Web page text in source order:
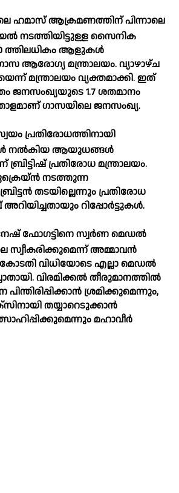
ഹമാസ് ആക്രമണത്തിന് പിന്നാലെ
നടത്തിയിട്ടുള്ള സൈനിക
ത്തിലധികം ആളുകള്‍
ആരോഗ്യ മന്ത്രാലയം. വ്യാഴാഴ്ച
മന്ത്രാലയം വ്യക്തമാക്കി. ഇത്
ജനസംഖ്യയുടെ 1.7 ശതമാനം
ഗാസയിലെ ജനസംഖ്യ.
പ്രതിരോധത്തിനായി
നല്‍കിയ ആയുധങ്ങള്‍
പ്രതിരോധ മന്ത്രാലയം.
നടത്തുന്ന
തടയില്ലെന്നും പ്രതിരോധ
റിപ്പോര്‍ട്ടുകള്‍.
ഫോഗട്ടിനെ സ്വര്‍ണ മെഡല്‍
സ്വീകരിക്കുമെന്ന് അമ്മാവന്‍
കോടതി വിധിയോടെ എല്ലാ മെഡല്‍
വിരമിക്കല്‍ തീരുമാനത്തില്‍
ശ്രമിക്കുമെന്നും,
തയ്യാറെടുക്കാന്‍
മഹാവീര്‍